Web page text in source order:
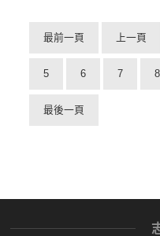
最前一頁 上一頁
5 6 7 8
最後一頁